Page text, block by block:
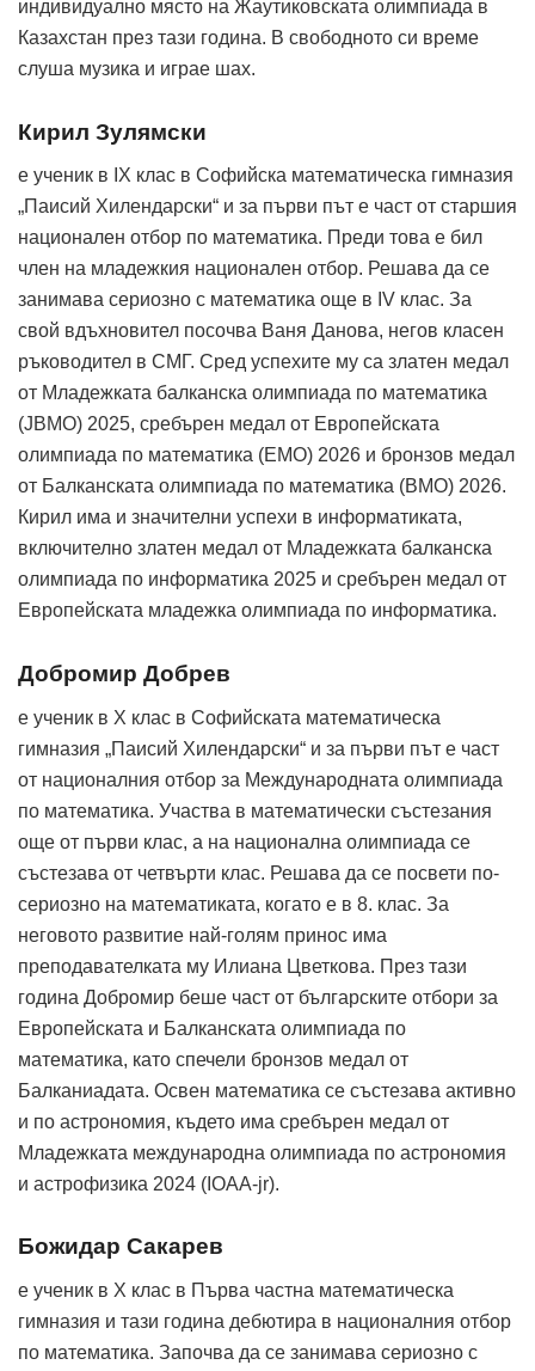
индивидуално място на Жаутиковската олимпиада в
Казахстан през тази година. В свободното си време
слуша музика и играе шах.
Кирил Зулямски
е ученик в IX клас в Софийска математическа гимназия
„Паисий Хилендарски“ и за първи път е част от старшия
национален отбор по математика. Преди това е бил
член на младежкия национален отбор. Решава да се
занимава сериозно с математика още в IV клас. За
свой вдъхновител посочва Ваня Данова, негов класен
ръководител в СМГ. Сред успехите му са златен медал
от Младежката балканска олимпиада по математика
(JBMO) 2025, сребърен медал от Европейската
олимпиада по математика (EMO) 2026 и бронзов медал
от Балканската олимпиада по математика (BMO) 2026.
Кирил има и значителни успехи в информатиката,
включително златен медал от Младежката балканска
олимпиада по информатика 2025 и сребърен медал от
Европейската младежка олимпиада по информатика.
Добромир Добрев
е ученик в X клас в Софийската математическа
гимназия „Паисий Хилендарски“ и за първи път е част
от националния отбор за Международната олимпиада
по математика. Участва в математически състезания
още от първи клас, а на национална олимпиада се
състезава от четвърти клас. Решава да се посвети по-
сериозно на математиката, когато е в 8. клас. За
неговото развитие най-голям принос има
преподавателката му Илиана Цветкова. През тази
година Добромир беше част от българските отбори за
Европейската и Балканската олимпиада по
математика, като спечели бронзов медал от
Балканиадата. Освен математика се състезава активно
и по астрономия, където има сребърен медал от
Младежката международна олимпиада по астрономия
и астрофизика 2024 (IOAA-jr).
Божидар Сакарев
е ученик в X клас в Първа частна математическа
гимназия и тази година дебютира в националния отбор
по математика. Започва да се занимава сериозно с